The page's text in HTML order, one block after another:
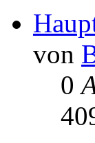
von
0